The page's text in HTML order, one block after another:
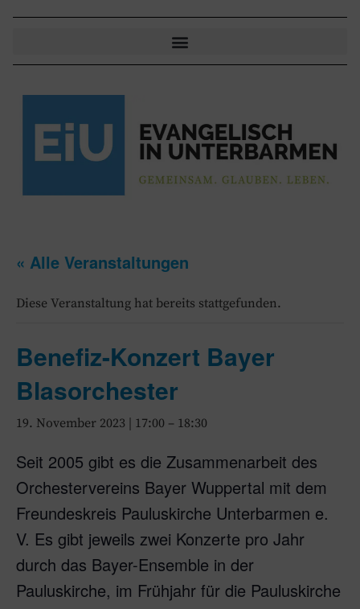
« Alle Veranstaltungen
Diese Veranstaltung hat bereits stattgefunden.
Benefiz-Konzert Bayer
Blasorchester
19. November 2023 | 17:00 – 18:30
Seit 2005 gibt es die Zusammenarbeit des
Orchestervereins Bayer Wuppertal mit dem
Freundeskreis Pauluskirche Unterbarmen e.
V. Es gibt jeweils zwei Konzerte pro Jahr
durch das Bayer-Ensemble in der
Pauluskirche, im Frühjahr für die Pauluskirche